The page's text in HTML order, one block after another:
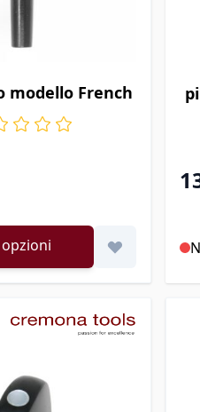
modello French
dalle opzioni scelte nella